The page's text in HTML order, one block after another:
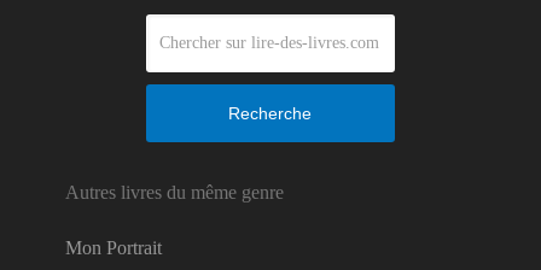
Recherche
Autres livres du même genre
Mon Portrait